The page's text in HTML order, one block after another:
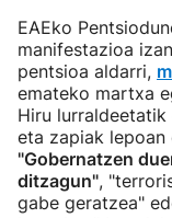
EAEko
manifestazioa
pentsioa aldarri,
emateko martxa
Hiru
eta zapiak lepoan
"Gobernatzen
ditzagun",
gabe geratzea"